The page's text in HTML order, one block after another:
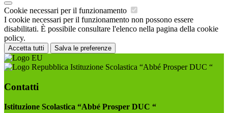
Cookie necessari per il funzionamento
I cookie necessari per il funzionamento non possono essere
disabilitati. È possibile consultare l'elenco nella pagina della cookie
policy.
Accetta tutti Salva le preferenze
Istituzione Scolastica “Abbé Prosper DUC “
Contatti
Istituzione Scolastica “Abbé Prosper DUC “